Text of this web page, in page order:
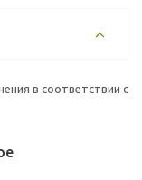
в соответствии с